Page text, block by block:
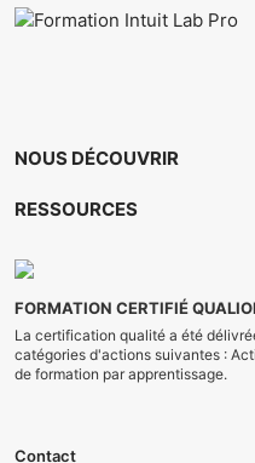
NOUS DÉCOUVRIR
RESSOURCES
Contact